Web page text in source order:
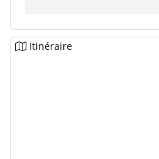
Itinéraire